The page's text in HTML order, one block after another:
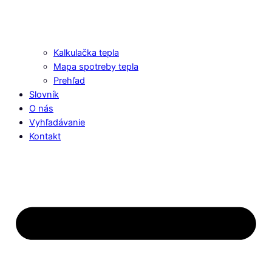
Kalkulačka tepla
Mapa spotreby tepla
Prehľad
Slovník
O nás
Vyhľadávanie
Kontakt